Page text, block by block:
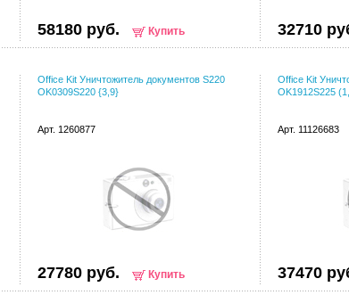
58180 руб. Купить 32710
Office Kit Уничтожитель документов S220
OK0309S220 {3,9}
Арт. 1260877
27780 руб. Купить
Office Kit
OK1912S225
Арт. 11126683
37470